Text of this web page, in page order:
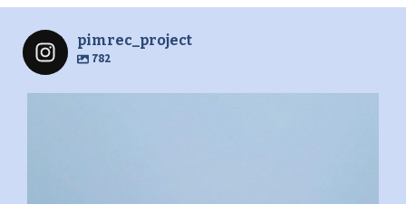
pimrec_project
782